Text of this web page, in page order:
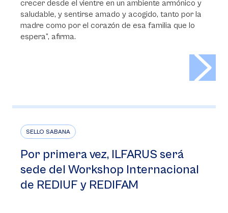
crecer desde el vientre en un ambiente armónico y
saludable, y sentirse amado y acogido, tanto por la
madre como por el corazón de esa familia que lo
espera”, afirma.
SELLO SABANA
Por primera vez, ILFARUS será
sede del Workshop Internacional
de REDIUF y REDIFAM